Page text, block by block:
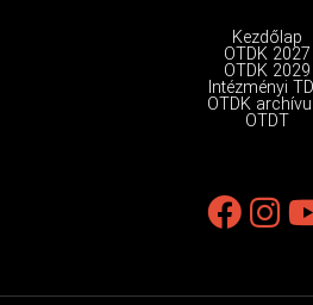
Kezdőlap
OTDK 2027
OTDK 2029
Intézményi
OTDK
OTDT